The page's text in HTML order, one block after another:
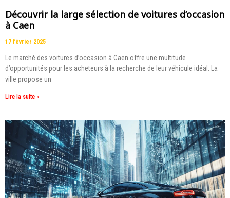
Découvrir la large sélection de voitures d’occasion
à Caen
17 février 2025
Le marché des voitures d’occasion à Caen offre une multitude
d’opportunités pour les acheteurs à la recherche de leur véhicule idéal. La
ville propose un
Lire la suite »